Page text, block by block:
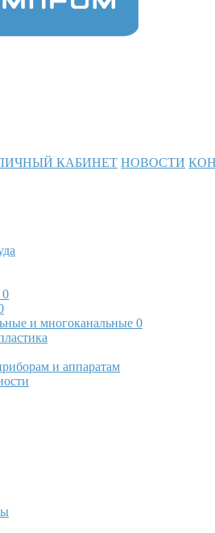
КАБИНЕТ НОВОСТИ
0
и многоканальные 0
и аппаратам